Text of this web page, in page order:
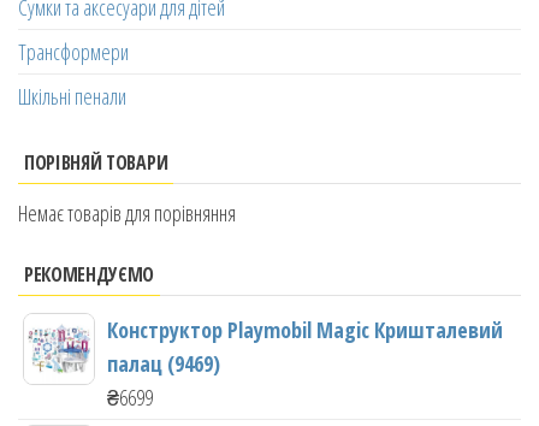
Сумки та аксесуари для дітей
Трансформери
Шкільні пенали
ПОРІВНЯЙ ТОВАРИ
Немає товарів для порівняння
РЕКОМЕНДУЄМО
Конструктор Playmobil Magic Кришталевий
палац (9469)
₴6699